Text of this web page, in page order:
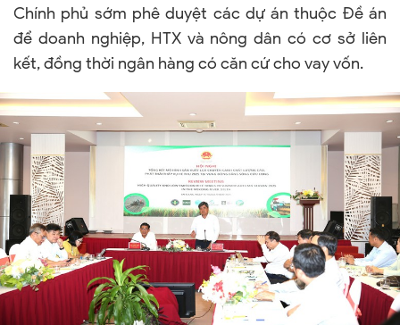
Chính phủ sớm phê duyệt các dự án thuộc Đề án
để doanh nghiệp, HTX và nông dân có cơ sở liên
kết, đồng thời ngân hàng có căn cứ cho vay vốn.